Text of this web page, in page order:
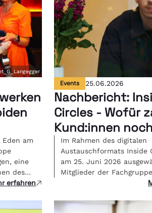
Eden am
eine
des
Bar zu
erfahren
Events 25.06.2026
Nachbericht:
Circles - Wofür
Kund:innen
Im Rahmen des digitalen
Austauschformats Inside
am 25. Juni 2026
Mitglieder der
Wien online zusammen,
Creative Director von